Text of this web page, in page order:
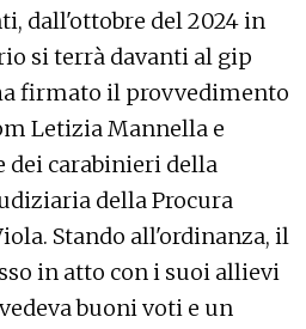
dall'ottobre del 2024 in
si terrà davanti al gip
firmato il provvedimento
Letizia Mannella e
dei carabinieri della
della Procura
Stando all'ordinanza, il
in atto con i suoi allievi
buoni voti e un